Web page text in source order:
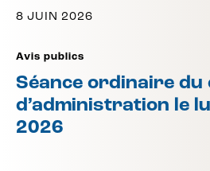
8 JUIN 2026
Avis publics
Séance ordinaire du
d’administration le
2026